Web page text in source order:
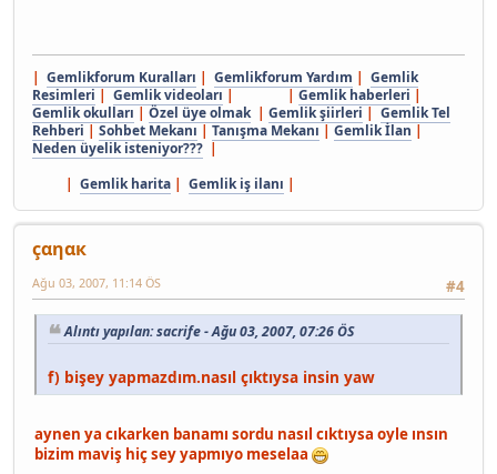
| Gemlikforum Kuralları | Gemlikforum Yardım | Gemlik
Resimleri | Gemlik videoları | | Gemlik haberleri |
Gemlik okulları | Özel üye olmak| Gemlik şiirleri | Gemlik Tel
Rehberi | Sohbet Mekanı | Tanışma Mekanı | Gemlik İlan |
Neden üyelik isteniyor??? |
| Gemlik harita | Gemlik iş ilanı |
çαηαк
#4
Ağu 03, 2007, 11:14 ÖS
Alıntı yapılan: sacrife - Ağu 03, 2007, 07:26 ÖS
f) bişey yapmazdım.nasıl çıktıysa insin yaw
aynen ya cıkarken banamı sordu nasıl cıktıysa oyle ınsın
bizim maviş hiç sey yapmıyo meselaa